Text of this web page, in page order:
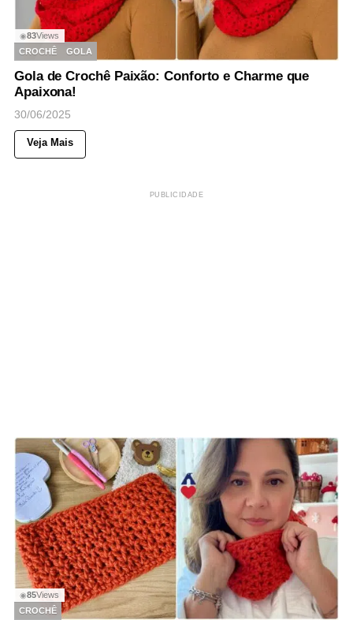
◉83Views
CROCHÊ
GOLA
Gola de Crochê Paixão: Conforto e Charme que
Apaixona!
30/06/2025
Veja Mais
PUBLICIDADE
◉85Views
CROCHÊ